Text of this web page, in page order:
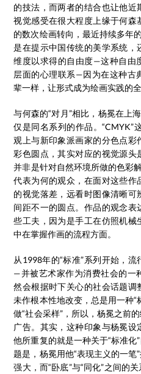
的技法，而两者的结合也让他
视觉感受在很大程度上缘于何
的数次绘画转向，最近持续多年
是在提示中国传统的美学系统，
维度以求得的自由度—这种自由
层面的心理联系—因为在这种古
辈一样，让形式成为绘画实践的全
与何森的“对月”相比，杨冕在上
仅是同名系列的作品。“CMYK”
观上与新印象派画家的分色点
彩色圆点，其实对应的视觉源
并非是针对自然环境所做的色彩
代表为何的观众，在面对这些
的视觉落差，远看时图像清晰
间距不一的圆点。作品的观念
些工夫，因为是手工在仿照机
中在掌握作画的流程方面。
从1998年的“标准”系列开始，
—并被艺术家作为消费社会的一
然会根据时下关心的社会话题
未作根本性地改变，总是用一种
做“社会采样”，所以，杨冕之前
广告。其实，这种印象与杨冕
他所重复的就是一种关于“标准
题是，杨冕用他“表现主义的一
强大，而“卧底”与“同化”之间的